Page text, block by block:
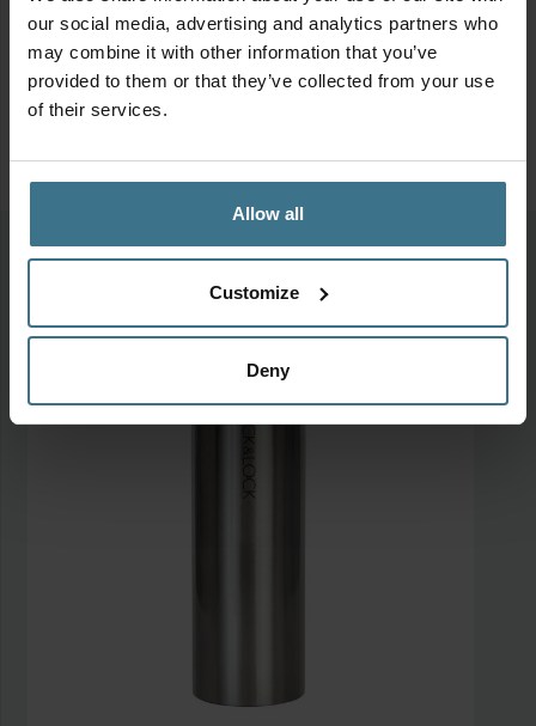
our social media, advertising and analytics partners who
may combine it with other information that you’ve
provided to them or that they’ve collected from your use
of their services.
Allow all
Customize
Deny
Meer van deze collectie